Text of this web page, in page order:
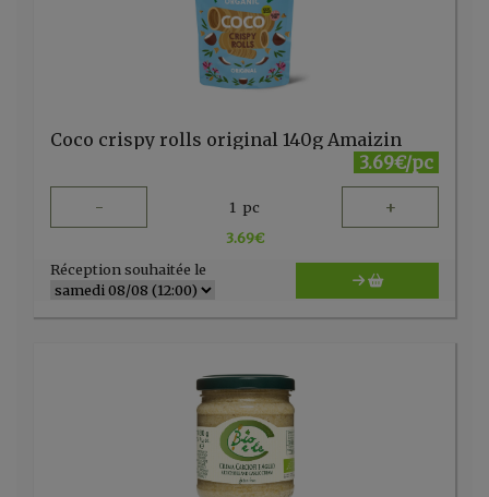
Coco crispy rolls original 140g Amaizin
3.69€/pc
- 1 pc +
3.69€
Réception souhaitée le